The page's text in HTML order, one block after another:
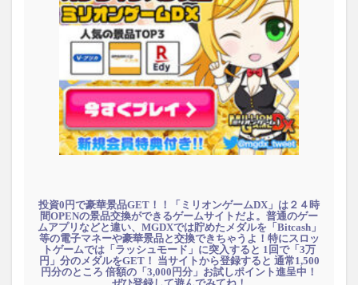
投資0円で豪華景品GET！！「ミリオンゲームDX」は２４時
間OPENの景品交換ができるゲームサイトだよ。普通のゲー
ムアプリなどと違い、MGDXでは貯めたメダルを「Bitcash」
等の電子マネーや豪華景品と交換できちゃうよ！特にスロッ
トゲームでは「ラッシュモード」に突入すると 1回で「3万
円」分のメダルをGET！ 当サイトから登録すると 通常1,500
円分のところ 倍額の「3,000円分」お試しポイント進呈中！